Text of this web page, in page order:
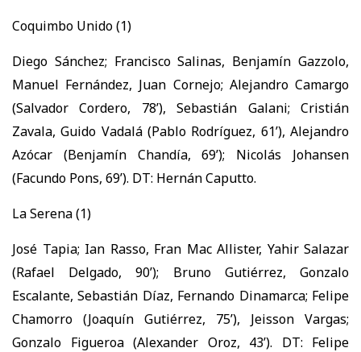
Coquimbo Unido (1)
Diego Sánchez; Francisco Salinas, Benjamín Gazzolo,
Manuel Fernández, Juan Cornejo; Alejandro Camargo
(Salvador Cordero, 78’), Sebastián Galani; Cristián
Zavala, Guido Vadalá (Pablo Rodríguez, 61’), Alejandro
Azócar (Benjamín Chandía, 69’); Nicolás Johansen
(Facundo Pons, 69’). DT: Hernán Caputto.
La Serena (1)
José Tapia; Ian Rasso, Fran Mac Allister, Yahir Salazar
(Rafael Delgado, 90’); Bruno Gutiérrez, Gonzalo
Escalante, Sebastián Díaz, Fernando Dinamarca; Felipe
Chamorro (Joaquín Gutiérrez, 75’), Jeisson Vargas;
Gonzalo Figueroa (Alexander Oroz, 43’). DT: Felipe